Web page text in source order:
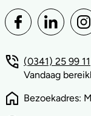
(0341) 25 99 11
Vandaag
Bezoekadres: